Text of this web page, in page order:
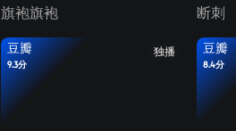
旗袍旗袍 断刺
独播
豆瓣
9.3分
豆瓣
8.4分